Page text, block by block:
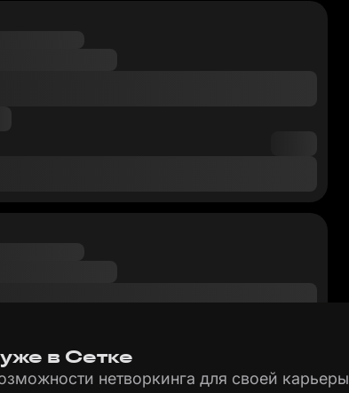
в Сетке
нетворкинга для своей карьеры